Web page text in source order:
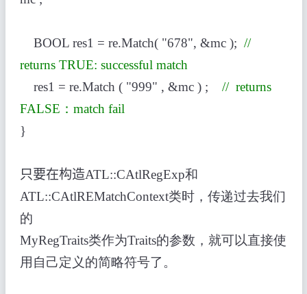
BOOL res1 = re.Match( "678", &mc ); //
returns TRUE: successful match
res1 = re.Match ( "999" , &mc ) ;
// returns
FALSE：match fail
}
只要在构造ATL::CAtlRegExp和
ATL::CAtlREMatchContext类时，传递过去我们
的
MyRegTraits类作为Traits的参数，就可以直接使
用自己定义的简略符号了。